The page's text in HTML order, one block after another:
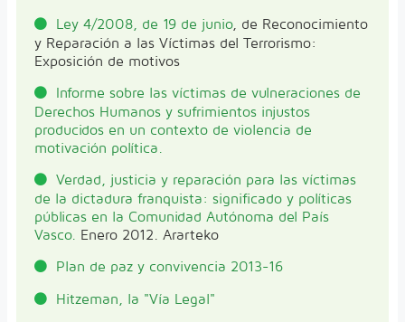
Ley 4/2008, de 19 de junio, de Reconocimiento
y Reparación a las Víctimas del Terrorismo:
Exposición de motivos
Informe sobre las víctimas de vulneraciones de
Derechos Humanos y sufrimientos injustos
producidos en un contexto de violencia de
motivación política.
Verdad, justicia y reparación para las víctimas
de la dictadura franquista: significado y políticas
públicas en la Comunidad Autónoma del País
Vasco. Enero 2012. Ararteko
Plan de paz y convivencia 2013-16
Hitzeman, la "Vía Legal"